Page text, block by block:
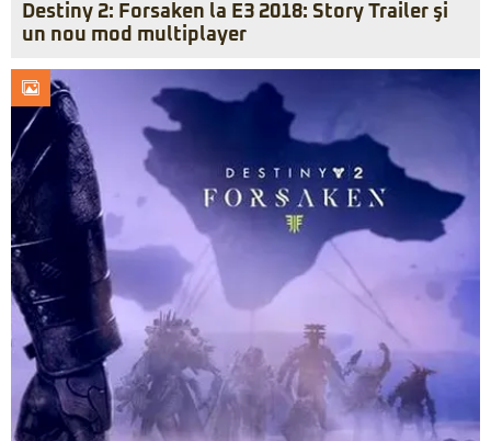
Destiny 2: Forsaken la E3 2018: Story Trailer şi
un nou mod multiplayer